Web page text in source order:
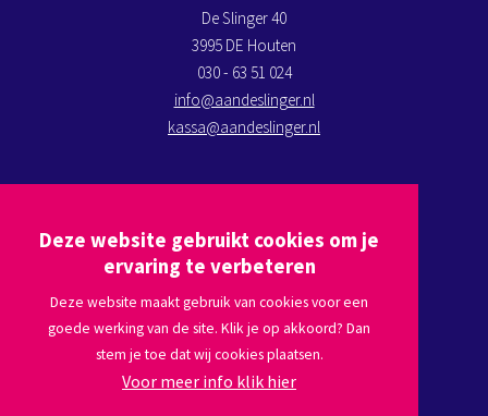
Deze website gebruikt cookies om je
ervaring te verbeteren
Deze website maakt gebruik van cookies voor een
goede werking van de site. Klik je op akkoord? Dan
stem je toe dat wij cookies plaatsen.
Voor meer info klik hier
De Slinger 40
3995 DE Houten
030 - 63 51 024
info@aandeslinger.nl
kassa@aandeslinger.nl
Plan een route via Google maps
Volg ons